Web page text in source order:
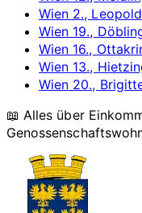
Wien 2.,
Wien 19.,
Wien 16.,
Wien 13.,
Wien 20.,
📖 Alles über